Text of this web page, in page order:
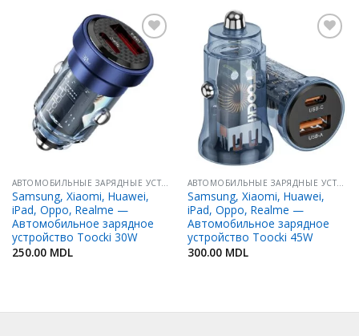
Добавить
в
Избранное
Samsung, Xiaomi, Huawei,
iPad, Oppo, Realme —
Автомобильное зарядное
устройство Toocki 30W
250.00 MDL
Избранное
Samsung, Xiaomi, Huawei,
iPad, Oppo, Realme —
Автомобильное зарядное
устройство Toocki 45W
300.00 MDL